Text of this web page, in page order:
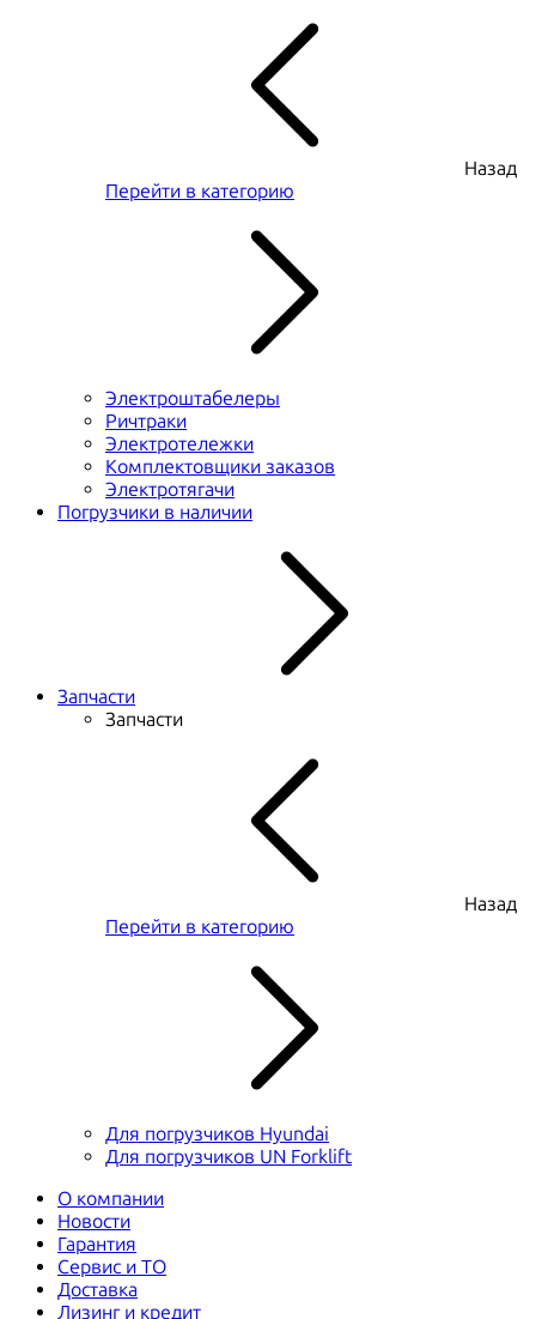
Назад
Перейти в категорию
Электроштабелеры
Ричтраки
Электротележки
Комплектовщики заказов
Электротягачи
Погрузчики в наличии
Запчасти
Запчасти
Назад
Перейти в категорию
Для погрузчиков Hyundai
Для погрузчиков UN Forklift
О компании
Новости
Гарантия
Сервис и ТО
Доставка
Лизинг и кредит